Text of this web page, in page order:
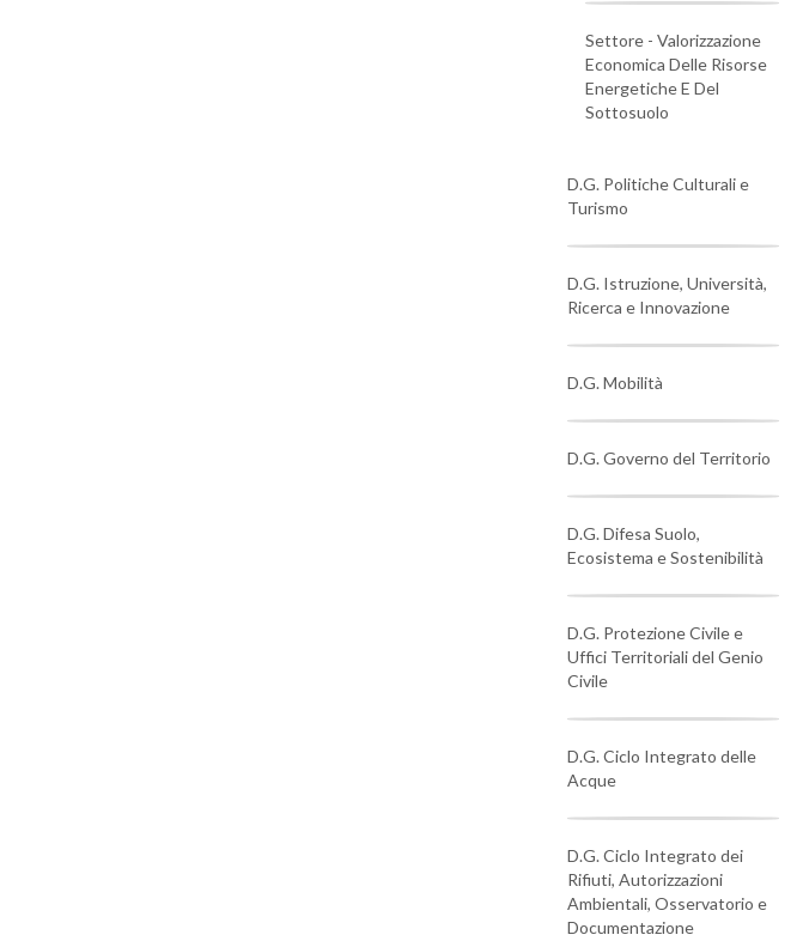
Settore - Valorizzazione
Economica Delle Risorse
Energetiche E Del
Sottosuolo
D.G. Politiche Culturali e
Turismo
D.G. Istruzione, Università,
Ricerca e Innovazione
D.G. Mobilità
D.G. Governo del Territorio
D.G. Difesa Suolo,
Ecosistema e Sostenibilità
D.G. Protezione Civile e
Uffici Territoriali del Genio
Civile
D.G. Ciclo Integrato delle
Acque
D.G. Ciclo Integrato dei
Rifiuti, Autorizzazioni
Ambientali, Osservatorio e
Documentazione